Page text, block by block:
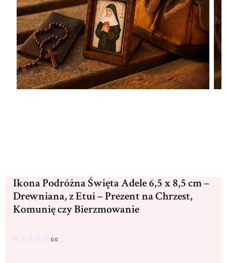
Ikona Podróżna Święta Adele 6,5 x 8,5 cm –
Drewniana, z Etui – Prezent na Chrzest,
Komunię czy Bierzmowanie
0.0